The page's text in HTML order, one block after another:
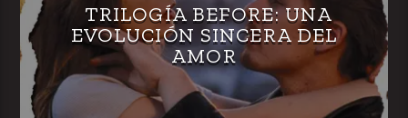
TRILOGÍA BEFORE: UNA
EVOLUCIÓN SINCERA DEL
AMOR